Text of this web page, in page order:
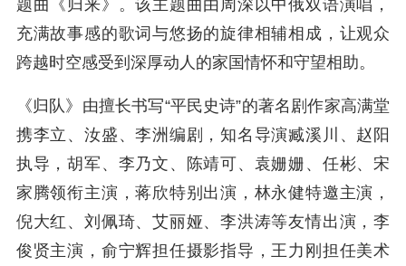
题曲《归来》。该主题曲由周深以中俄双语演唱，
充满故事感的歌词与悠扬的旋律相辅相成，让观众
跨越时空感受到深厚动人的家国情怀和守望相助。
《归队》由擅长书写“平民史诗”的著名剧作家高满堂
携李立、汝盛、李洲编剧，知名导演臧溪川、赵阳
执导，胡军、李乃文、陈靖可、袁姗姗、任彬、宋
家腾领衔主演，蒋欣特别出演，林永健特邀主演，
倪大红、刘佩琦、艾丽娅、李洪涛等友情出演，李
俊贤主演，俞宁辉担任摄影指导，王力刚担任美术